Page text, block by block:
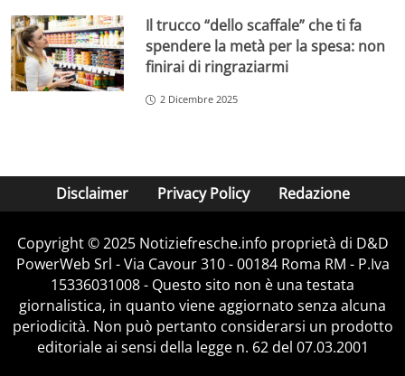
Il trucco “dello scaffale” che ti fa
spendere la metà per la spesa: non
finirai di ringraziarmi
2 Dicembre 2025
Disclaimer Privacy Policy Redazione
Copyright © 2025 Notiziefresche.info proprietà di D&D
PowerWeb Srl - Via Cavour 310 - 00184 Roma RM - P.Iva
15336031008 - Questo sito non è una testata
giornalistica, in quanto viene aggiornato senza alcuna
periodicità. Non può pertanto considerarsi un prodotto
editoriale ai sensi della legge n. 62 del 07.03.2001